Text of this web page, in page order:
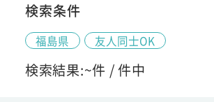
検索条件
福島県 友人同士OK
検索結果:~件 /件中